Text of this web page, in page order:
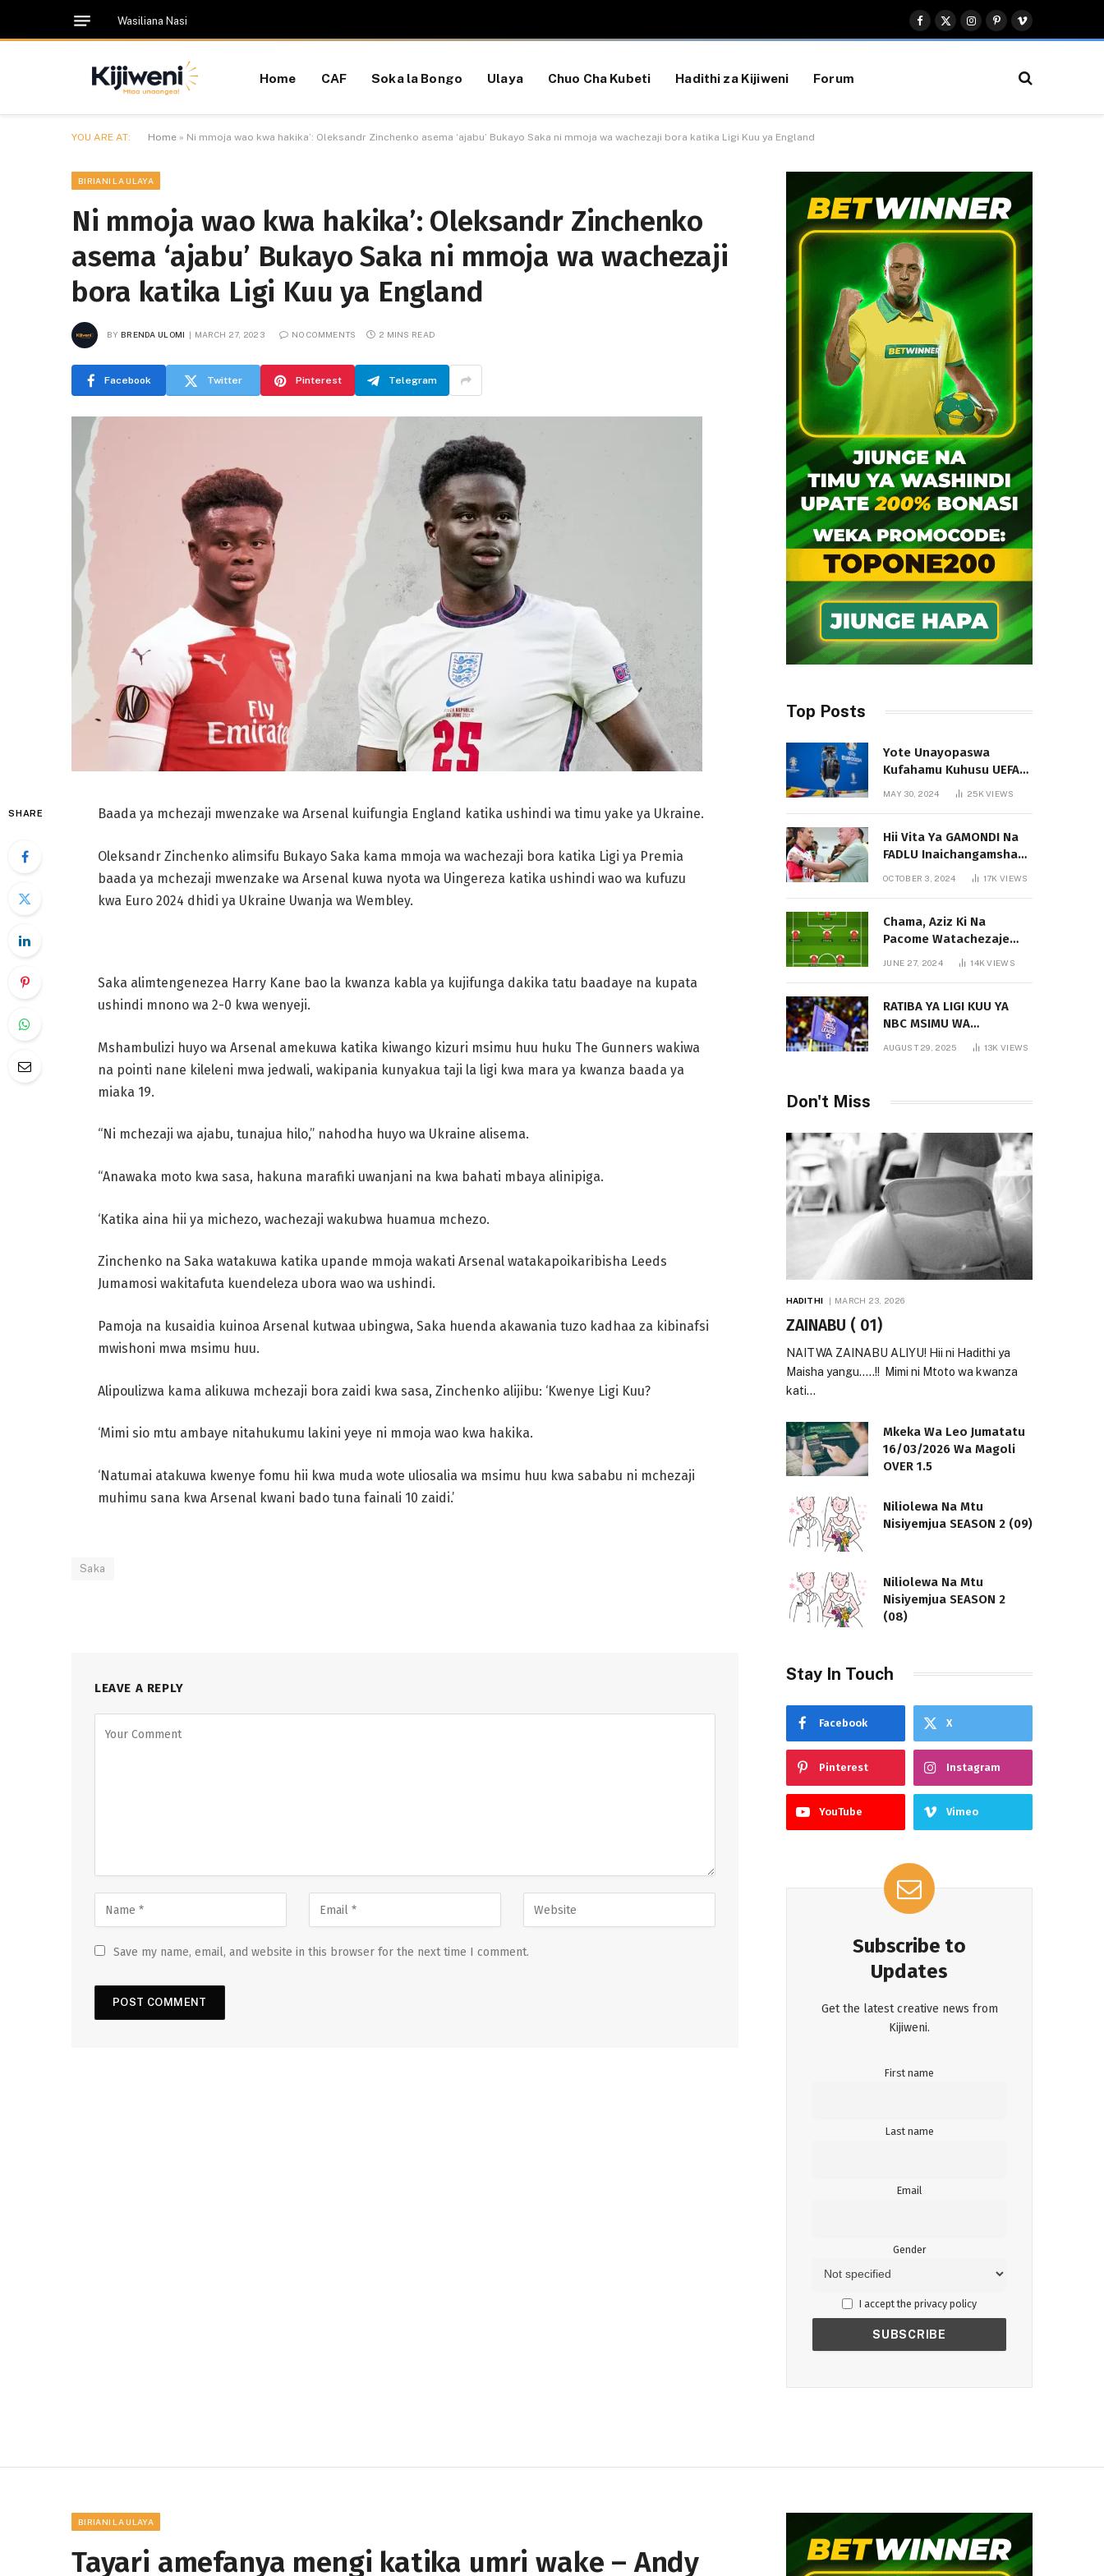
Wasiliana Nasi
Facebook
X
(Twitter)
Instagram
Pinterest
Vimeo
Home CAF Soka la Bongo Ulaya Chuo Cha Kubeti Hadithi za Kijiweni Forum
YOU ARE AT: Home » Ni mmoja wao kwa hakika’: Oleksandr Zinchenko asema ‘ajabu’ Bukayo Saka ni mmoja wa wachezaji bora katika Ligi Kuu ya England
BIRIANI LA ULAYA
Ni mmoja wao kwa hakika’: Oleksandr Zinchenko
asema ‘ajabu’ Bukayo Saka ni mmoja wa wachezaji
bora katika Ligi Kuu ya England
BY BRENDA ULOMI MARCH 27, 2023 NO COMMENTS 2 MINS READ
Facebook Twitter Pinterest Telegram
SHARE Baada ya mchezaji mwenzake wa Arsenal kuifungia England katika ushindi wa timu yake ya Ukraine.
Oleksandr Zinchenko alimsifu Bukayo Saka kama mmoja wa wachezaji bora katika Ligi ya Premia
baada ya mchezaji mwenzake wa Arsenal kuwa nyota wa Uingereza katika ushindi wao wa kufuzu
kwa Euro 2024 dhidi ya Ukraine Uwanja wa Wembley.
Saka alimtengenezea Harry Kane bao la kwanza kabla ya kujifunga dakika tatu baadaye na kupata
ushindi mnono wa 2-0 kwa wenyeji.
Mshambulizi huyo wa Arsenal amekuwa katika kiwango kizuri msimu huu huku The Gunners wakiwa
na pointi nane kileleni mwa jedwali, wakipania kunyakua taji la ligi kwa mara ya kwanza baada ya
miaka 19.
“Ni mchezaji wa ajabu, tunajua hilo,” nahodha huyo wa Ukraine alisema.
“Anawaka moto kwa sasa, hakuna marafiki uwanjani na kwa bahati mbaya alinipiga.
‘Katika aina hii ya michezo, wachezaji wakubwa huamua mchezo.
Zinchenko na Saka watakuwa katika upande mmoja wakati Arsenal watakapoikaribisha Leeds
Jumamosi wakitafuta kuendeleza ubora wao wa ushindi.
Pamoja na kusaidia kuinoa Arsenal kutwaa ubingwa, Saka huenda akawania tuzo kadhaa za kibinafsi
mwishoni mwa msimu huu.
Alipoulizwa kama alikuwa mchezaji bora zaidi kwa sasa, Zinchenko alijibu: ‘Kwenye Ligi Kuu?
‘Mimi sio mtu ambaye nitahukumu lakini yeye ni mmoja wao kwa hakika.
‘Natumai atakuwa kwenye fomu hii kwa muda wote uliosalia wa msimu huu kwa sababu ni mchezaji
muhimu sana kwa Arsenal kwani bado tuna fainali 10 zaidi.’
Saka
LEAVE A REPLY
Save my name, email, and website in this browser for the next time I comment.
Top Posts
Yote Unayopaswa
Kufahamu Kuhusu UEFA
EURO 2024 German
MAY 30, 2024 25KVIEWS
Hii Vita Ya GAMONDI Na
FADLU Inaichangamsha
OCTOBER 3, 2024 17KVIEWS
Chama, Aziz Ki Na
Pacome Watachezaje
JUNE 27, 2024 14KVIEWS
RATIBA YA LIGI KUU YA
NBC MSIMU WA
AUGUST 29, 2025 13KVIEWS
Don't Miss
HADITHI MARCH 23, 2026
ZAINABU ( 01)
NAITWA ZAINABU ALIYU! Hii ni Hadithi ya
Maisha yangu…..!! Mimi ni Mtoto wa kwanza
kati…
Mkeka Wa Leo Jumatatu
16/03/2026 Wa Magoli
OVER 1.5
Niliolewa Na Mtu
Nisiyemjua SEASON 2 (09)
Niliolewa Na Mtu
Nisiyemjua SEASON 2
(08)
Stay In Touch
Facebook X
Pinterest Instagram
YouTube Vimeo
Subscribe to
Updates
Get the latest creative news from
Kijiweni.
First name
Last name
Email
Gender
I accept the privacy policy
BIRIANI LA ULAYA
Tayari amefanya mengi katika umri wake – Andy